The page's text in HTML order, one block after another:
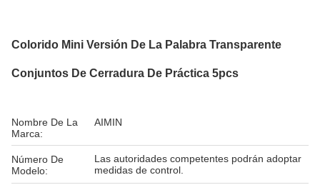
Colorido Mini Versión De La Palabra Transparente
Conjuntos De Cerradura De Práctica 5pcs
Nombre De La
Marca:
AIMIN
Número De
Modelo:
Las autoridades competentes podrán adoptar
medidas de control.